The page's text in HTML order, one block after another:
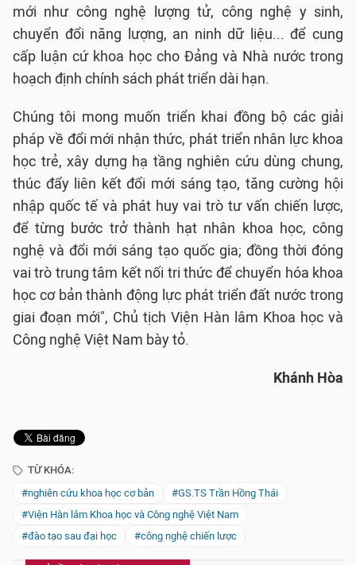
mới như công nghệ lượng tử, công nghệ y sinh,
chuyển đổi năng lượng, an ninh dữ liệu... để cung
cấp luận cứ khoa học cho Đảng và Nhà nước trong
hoạch định chính sách phát triển dài hạn.
Chúng tôi mong muốn triển khai đồng bộ các giải
pháp về đổi mới nhận thức, phát triển nhân lực khoa
học trẻ, xây dựng hạ tầng nghiên cứu dùng chung,
thúc đẩy liên kết đổi mới sáng tạo, tăng cường hội
nhập quốc tế và phát huy vai trò tư vấn chiến lược,
để từng bước trở thành hạt nhân khoa học, công
nghệ và đổi mới sáng tạo quốc gia; đồng thời đóng
vai trò trung tâm kết nối tri thức để chuyển hóa khoa
học cơ bản thành động lực phát triển đất nước trong
giai đoạn mới", Chủ tịch Viện Hàn lâm Khoa học và
Công nghệ Việt Nam bày tỏ.
Khánh Hòa
TỪ KHÓA:
#nghiên cứu khoa học cơ bản
#GS.TS Trần Hồng Thái
#Viện Hàn lâm Khoa học và Công nghệ Việt Nam
#đào tạo sau đại học
#công nghệ chiến lược